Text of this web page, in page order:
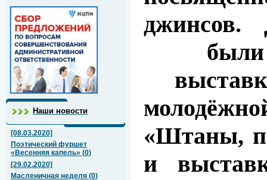
Наши новости
[08.03.2020]
Поэтический фуршет
«Весенняя капель» (0)
[29.02.2020]
Масленичная неделя (0)
джинсов.
были
«Штаны,
и